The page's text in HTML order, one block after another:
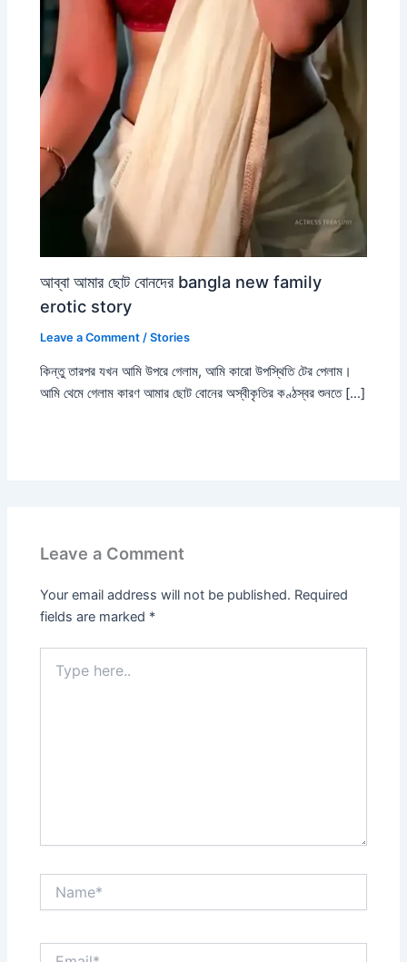
আব্বা আমার ছোট বোনদের bangla new family
erotic story
Leave a Comment /Stories
কিন্তু তারপর যখন আমি উপরে গেলাম, আমি কারো উপস্থিতি টের পেলাম।
আমি থেমে গেলাম কারণ আমার ছোট বোনের অস্বীকৃতির কণ্ঠস্বর শুনতে […]
Leave a Comment
Your email address will not be published. Required
fields are marked *
here..